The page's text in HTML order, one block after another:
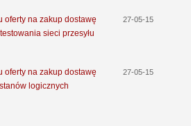
oferty na zakup dostawę
sieci przesyłu
27-05-15
oferty na zakup dostawę
logicznych
27-05-15